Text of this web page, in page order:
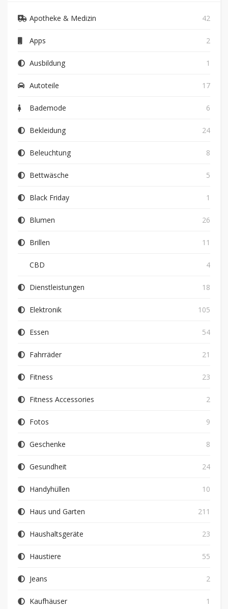
Apotheke & Medizin 42
Apps 2
Ausbildung 1
Autoteile 17
Bademode 6
Bekleidung 24
Beleuchtung 8
Bettwäsche 5
Black Friday 1
Blumen 26
Brillen 11
CBD 4
Dienstleistungen 18
Elektronik 105
Essen 54
Fahrräder 21
Fitness 23
Fitness Accessories 2
Fotos 9
Geschenke 8
Gesundheit 24
Handyhüllen 10
Haus und Garten 211
Haushaltsgeräte 23
Haustiere 55
Jeans 2
Kaufhäuser 1